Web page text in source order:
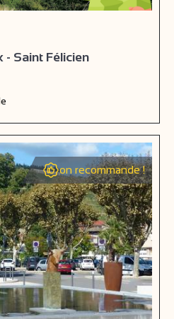
- Saint Félicien
on recommande !